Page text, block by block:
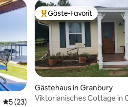
Durchschnittliche Bewertung: 5 von
5 (23)
Beliebter Gäste-Favorit.
Gäste-Favorit
Gästehaus in Granbury
Viktorianisches Cottage in